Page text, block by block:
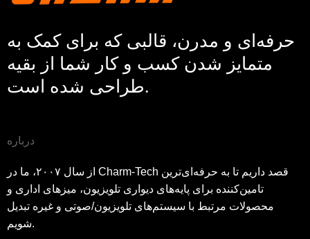
حرفه‌ای و مدرن، قالبی که برای کمک به
متمایز شدن کسب و کار شما از بقیه
طراحی شده است.
درباره
از سال ۲۰۰۷، ما در Charm-Tech قصد داریم تا به حرفه‌ای‌ترین
تامین‌کننده برای پایه‌های دیواری تلویزیون، میزهای اداری و
محصولات مرتبط با سیستم‌های تلویزیون/صوتی و غیره تبدیل
شویم.